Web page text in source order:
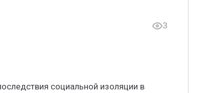
3
социальной изоляции в